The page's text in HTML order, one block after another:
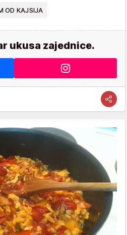
OD KAJSIJA
ukusa zajednice.